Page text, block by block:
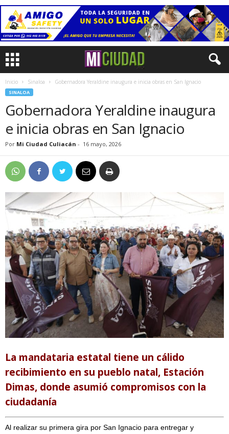
Inicio Sinaloa Gobernadora Yeraldine inaugura e inicia obras en San Ignacio
SINALOA
Gobernadora Yeraldine inaugura
e inicia obras en San Ignacio
Por Mi Ciudad Culiacán - 16 mayo, 2026
La mandataria estatal tiene un cálido
recibimiento en su pueblo natal, Estación
Dimas, donde asumió compromisos con la
ciudadanía
Al realizar su primera gira por San Ignacio para entregar y